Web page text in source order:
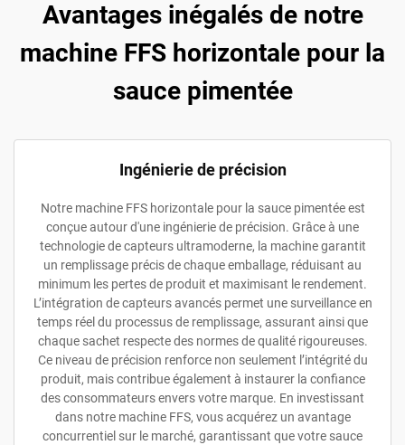
Avantages inégalés de notre
machine FFS horizontale pour la
sauce pimentée
Ingénierie de précision
Notre machine FFS horizontale pour la sauce pimentée est
conçue autour d'une ingénierie de précision. Grâce à une
technologie de capteurs ultramoderne, la machine garantit
un remplissage précis de chaque emballage, réduisant au
minimum les pertes de produit et maximisant le rendement.
L’intégration de capteurs avancés permet une surveillance en
temps réel du processus de remplissage, assurant ainsi que
chaque sachet respecte des normes de qualité rigoureuses.
Ce niveau de précision renforce non seulement l’intégrité du
produit, mais contribue également à instaurer la confiance
des consommateurs envers votre marque. En investissant
dans notre machine FFS, vous acquérez un avantage
concurrentiel sur le marché, garantissant que votre sauce